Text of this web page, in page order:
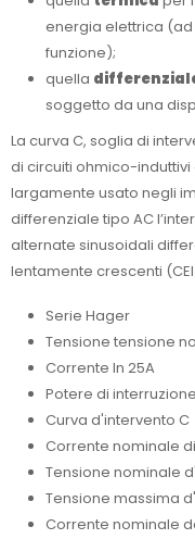
energia elettrica
funzione);
quella
soggetto da una
La curva C, soglia di
di circuiti ohmico-induttivi
largamente usato negli
differenziale tipo AC
alternate sinusoidali
lentamente crescenti (CEI
Serie Hager
Tensione tensione
Corrente In 25A
Potere di
Curva d'intervento C
Corrente nominale
Tensione nominale
Tensione massima
Corrente nominale